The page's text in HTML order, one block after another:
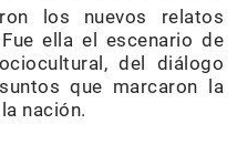
los nuevos relatos
ella el escenario de
del diálogo
que marcaron la
nación.